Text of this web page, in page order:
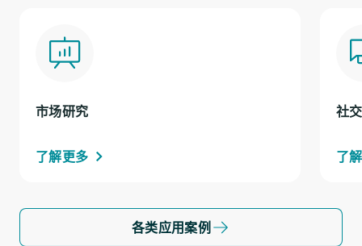
市场研究
了解更多
社
了
各类应用案例